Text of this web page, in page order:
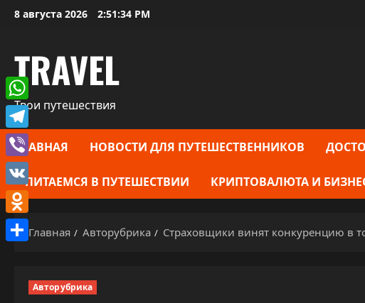
Перейти
8 августа 2026 2:51:35 PM
TRAVEL
Твои путешествия
ГЛАВНАЯ НОВОСТИ ДЛЯ ПУТЕШЕСТВЕННИКОВ
ПИТАЕМСЯ В ПУТЕШЕСТВИИ КРИПТОВАЛЮТА И
Главная Авторубрика Страховщики винят конкуренцию в
Авторубрика
WhatsApp
Telegram
Viber
VK
Odnoklassniki